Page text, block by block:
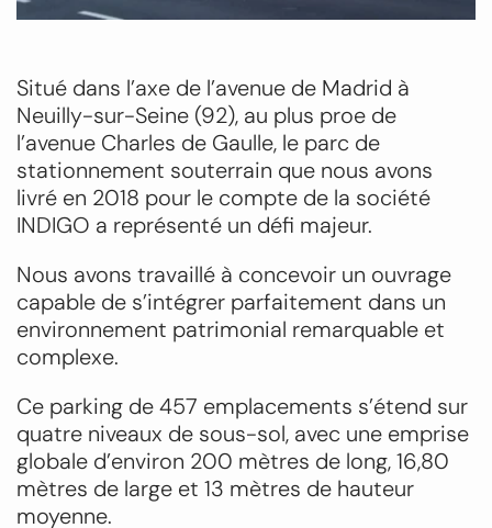
Situé dans l’axe de l’avenue de Madrid à
Neuilly-sur-Seine (92), au plus proe de
l’avenue Charles de Gaulle, le parc de
stationnement souterrain que nous avons
livré en 2018 pour le compte de la société
INDIGO a représenté un défi majeur.
Nous avons travaillé à concevoir un ouvrage
capable de s’intégrer parfaitement dans un
environnement patrimonial remarquable et
complexe.
Ce parking de 457 emplacements s’étend sur
quatre niveaux de sous-sol, avec une emprise
globale d’environ 200 mètres de long, 16,80
mètres de large et 13 mètres de hauteur
moyenne.